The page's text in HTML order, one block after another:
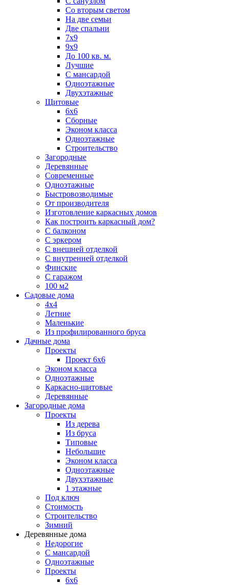
Со вторым светом
На две семьи
Две спальни
7х9
9х9
До 100 кв. м.
Лучшие
С мансардой
Одноэтажные
Двухэтажные
Щитовые
6х6
Сборные
Эконом класса
Одноэтажные
Строительство
Загородные
Деревянные
Современные
Одноэтажные
Быстровозводимые
От производителя
Изготовление каркасных домов
Как построить каркасный дом?
С балконом
С эркером
С внешней отделкой
С внутренней отделкой
Финские
С гаражом
100 м2
Садовые дома
4х4
Летние
Маленькие
Из профилированного бруса
Дачные дома
Проекты
Проект 6х6
Эконом класса
Одноэтажные
Каркасно-щитовые
Деревянные
Загородные дома
Проекты
Из дерева
Из бруса
Типовые
Небольшие
Эконом класса
Одноэтажные
Двухэтажные
1 этажные
Под ключ
Стоимость
Строительство
Зимний
Деревянные дома
Недорогие
С мансардой
Одноэтажные
Проекты
6х6